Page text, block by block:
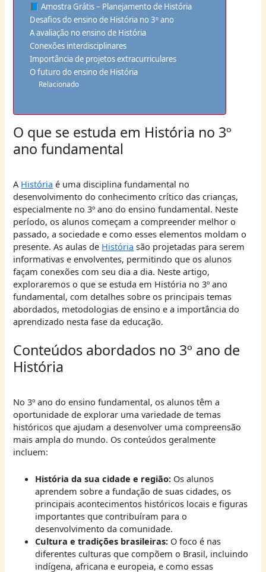
📘 Amostra Grátis – Planejamento de História
Desafios do ensino de História no 3º ano
A avaliação no ensino de História
Conexões interdisciplinares
Importância de projetos extracurriculares
O futuro do ensino de História
Relacionado
O que se estuda em História no 3º
ano fundamental
A História é uma disciplina fundamental no
desenvolvimento do conhecimento crítico das crianças,
especialmente no 3º ano do ensino fundamental. Neste
período, os alunos começam a compreender melhor o
passado, a sociedade e como esses elementos moldam o
presente. As aulas de História são projetadas para serem
informativas e envolventes, permitindo que os alunos
façam conexões com seu dia a dia. Neste artigo,
exploraremos o que se estuda em História no 3º ano
fundamental, com detalhes sobre os principais temas
abordados, metodologias de ensino e a importância do
aprendizado nesta fase da educação.
Conteúdos abordados no 3º ano de
História
No 3º ano do ensino fundamental, os alunos têm a
oportunidade de explorar uma variedade de temas
históricos que ajudam a desenvolver uma compreensão
mais ampla do mundo. Os conteúdos geralmente
incluem:
História da sua cidade e região:Os alunos
aprendem sobre a fundação de suas cidades, os
principais acontecimentos históricos locais e figuras
importantes que contribuíram para o
desenvolvimento da comunidade.
Cultura e tradições brasileiras:O foco é nas
diferentes culturas que compõem o Brasil, incluindo
indígena, africana e europeia, e como essas